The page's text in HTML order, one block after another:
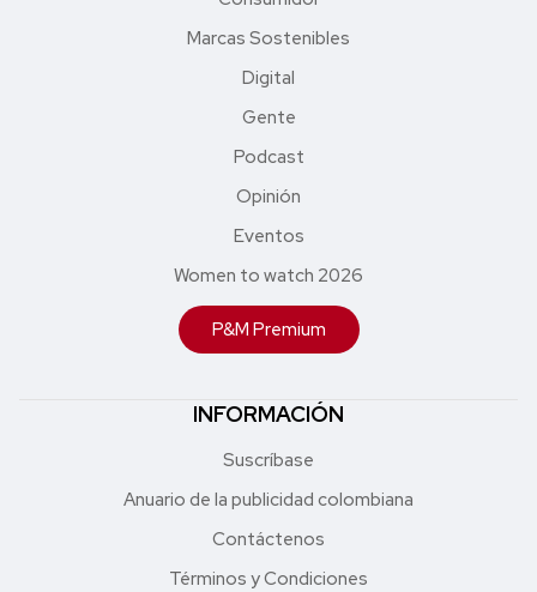
Marcas Sostenibles
Digital
Gente
Podcast
Opinión
Eventos
Women to watch 2026
P&M Premium
INFORMACIÓN
Suscríbase
Anuario de la publicidad colombiana
Contáctenos
Términos y Condiciones